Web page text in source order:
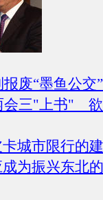
废“墨鱼公交”
会三"上书"
城市限行的
为振兴东北